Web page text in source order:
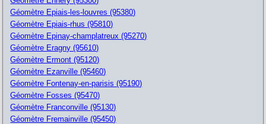
Géomètre Epiais-les-louvres (95380)
Géomètre Epiais-rhus (95810)
Géomètre Epinay-champlatreux (95270)
Géomètre Eragny (95610)
Géomètre Ermont (95120)
Géomètre Ezanville (95460)
Géomètre Fontenay-en-parisis (95190)
Géomètre Fosses (95470)
Géomètre Franconville (95130)
Géomètre Fremainville (95450)